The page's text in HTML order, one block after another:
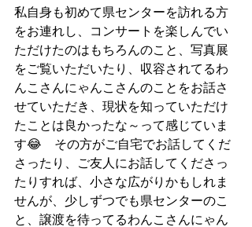
私自身も初めて県センターを訪れる方
をお連れし、コンサートを楽しんでい
ただけたのはもちろんのこと、写真展
をご覧いただいたり、収容されてるわ
んこさんにゃんこさんのことをお話さ
せていただき、現状を知っていただけ
たことは良かったな～って感じていま
す😂　その方がご自宅でお話してくだ
さったり、ご友人にお話してくださっ
たりすれば、小さな広がりかもしれま
せんが、少しずつでも県センターのこ
と、譲渡を待ってるわんこさんにゃん